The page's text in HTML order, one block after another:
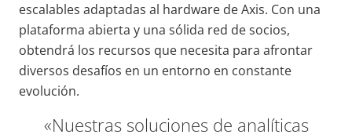
escalables adaptadas al hardware de Axis. Con una
plataforma abierta y una sólida red de socios,
obtendrá los recursos que necesita para afrontar
diversos desafíos en un entorno en constante
evolución.
«Nuestras soluciones de analíticas